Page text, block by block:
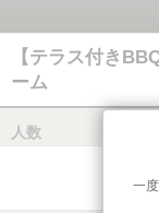
【テラス付き
ーム
人数
一